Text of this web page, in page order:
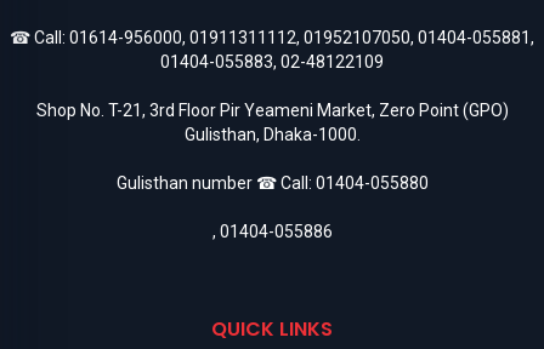
☎ Call: 01614-956000, 01911311112, 01952107050, 01404-055881,
01404-055883, 02-48122109
Shop No. T-21, 3rd Floor Pir Yeameni Market, Zero Point (GPO)
Gulisthan, Dhaka-1000.
Gulisthan number ☎ Call: 01404-055880
, 01404-055886
QUICK LINKS